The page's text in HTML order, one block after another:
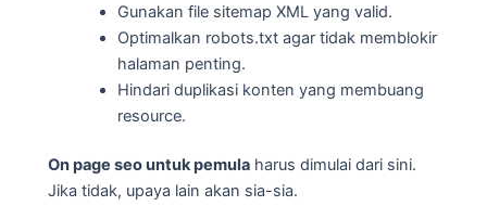
Gunakan file sitemap XML yang valid.
Optimalkan robots.txt agar tidak memblokir
halaman penting.
Hindari duplikasi konten yang membuang
resource.
On page seo untuk pemula harus dimulai dari sini.
Jika tidak, upaya lain akan sia-sia.